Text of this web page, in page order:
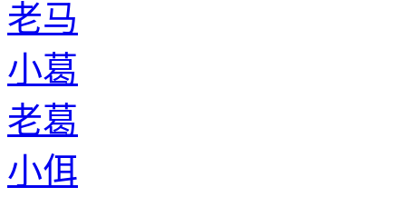
老马
小葛
老葛
小佴